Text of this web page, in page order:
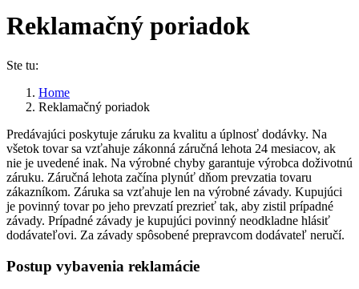
Reklamačný poriadok
Ste tu:
Home
Reklamačný poriadok
Predávajúci poskytuje záruku za kvalitu a úplnosť dodávky. Na
všetok tovar sa vzťahuje zákonná záručná lehota 24 mesiacov, ak
nie je uvedené inak. Na výrobné chyby garantuje výrobca doživotnú
záruku. Záručná lehota začína plynúť dňom prevzatia tovaru
zákazníkom. Záruka sa vzťahuje len na výrobné závady. Kupujúci
je povinný tovar po jeho prevzatí prezrieť tak, aby zistil prípadné
závady. Prípadné závady je kupujúci povinný neodkladne hlásiť
dodávateľovi. Za závady spôsobené prepravcom dodávateľ neručí.
Postup vybavenia reklamácie